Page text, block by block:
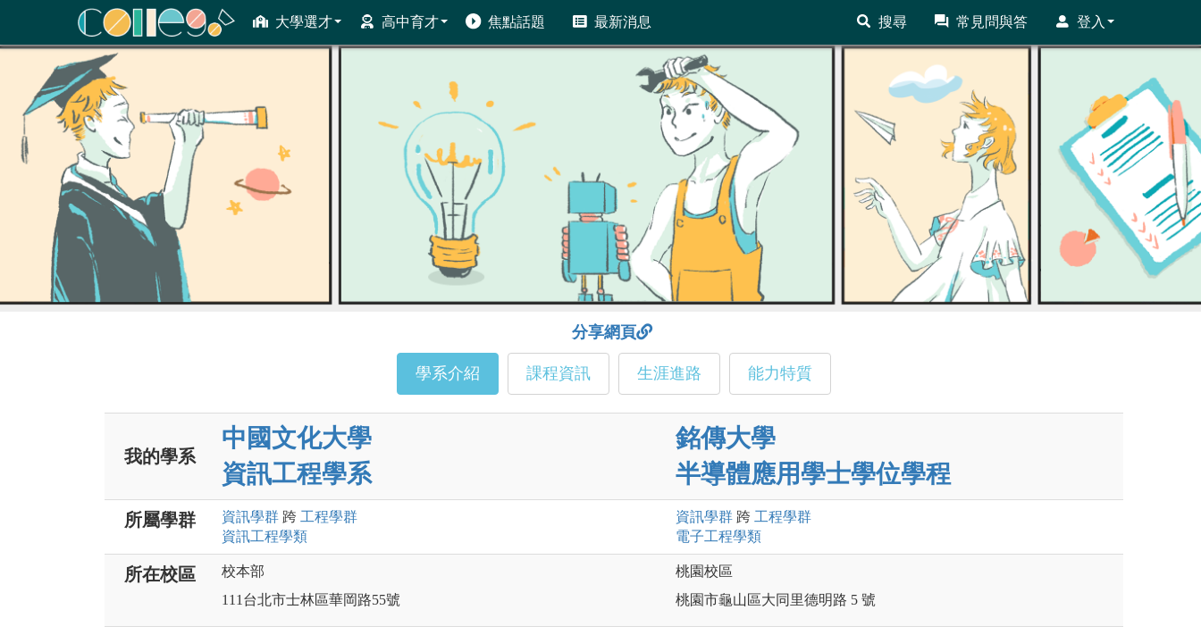
大學選才 高中育才 焦點話題 最新消息 搜尋 常見問與答 登入
ColleGo! 大學選才與高中育才輔助系統
分享網頁
學系介紹 課程資訊 生涯進路 能力特質
我的學系
中國文化大學
資訊工程學系
銘傳大學
半導體應用學士學位學程
所屬學群 資訊學群 跨 工程學群
資訊工程學類
資訊學群 跨 工程學群
電子工程學類
所在校區
校本部
111台北市士林區華岡路55號
桃園校區
桃園市龜山區大同里德明路 5 號